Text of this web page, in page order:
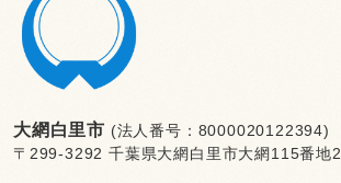
大網白里市 (法人番号：8000020122394)
〒299-3292 千葉県大網白里市大網115番地2